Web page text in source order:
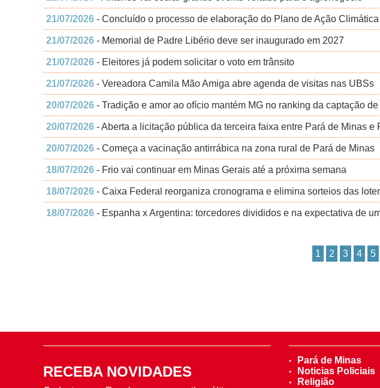
21/07/2026 - Concluído o processo de elaboração do Plano de Ação
21/07/2026 - Memorial de Padre Libério deve ser inaugurado em 2027
21/07/2026 - Eleitores já podem solicitar o voto em trânsito
21/07/2026 - Vereadora Camila Mão Amiga abre agenda de visitas nas UBSs
20/07/2026 - Tradição e amor ao ofício mantém MG no ranking da captação
20/07/2026 - Aberta a licitação pública da terceira faixa entre Pará de Minas e
20/07/2026 - Começa a vacinação antirrábica na zona rural de Pará de Minas
18/07/2026 - Frio vai continuar em Minas Gerais até a próxima semana
18/07/2026 - Caixa Federal reorganiza cronograma e elimina sorteios das
18/07/2026 - Espanha x Argentina: torcedores divididos e na expectativa de
1 2 3 4 5
RECEBA NOVIDADES
Pará de Minas
Noticias Policiais
Religião